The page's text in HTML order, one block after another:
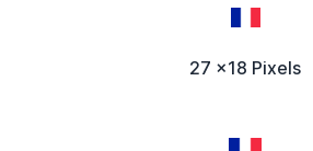
27 x18 Pixels